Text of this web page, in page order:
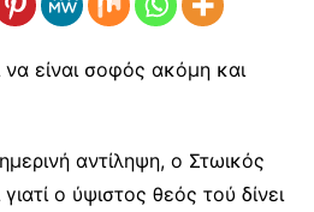
αντίληψη, ο Στωικός
ο ύψιστος θεός τού δίνει